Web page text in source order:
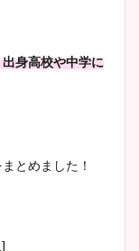
身高校や中学に
とめました！